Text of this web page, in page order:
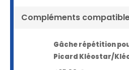
Compléments
Gâche répétition
Picard Kléostar/